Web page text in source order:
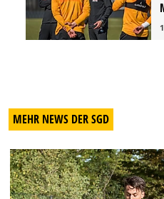
MEHR NEWS DER SGD